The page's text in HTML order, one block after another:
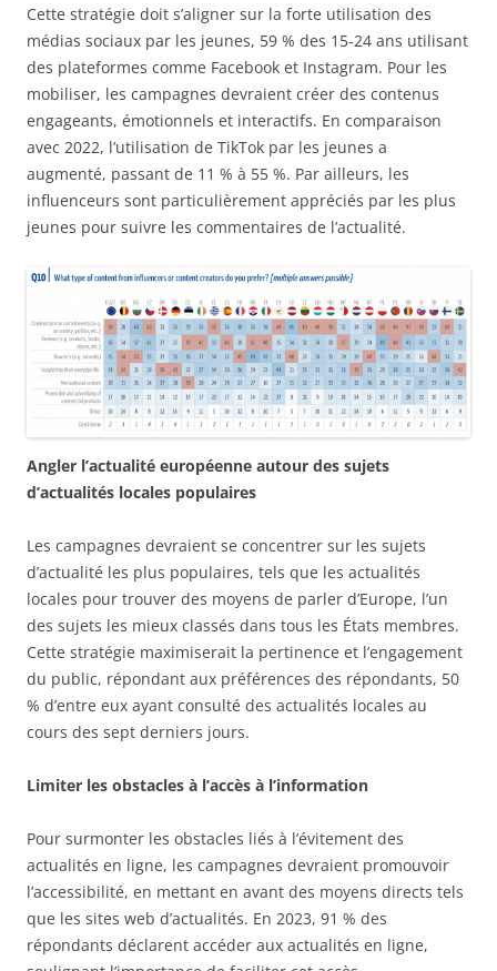
Cette stratégie doit s’aligner sur la forte utilisation des
médias sociaux par les jeunes, 59 % des 15-24 ans utilisant
des plateformes comme Facebook et Instagram. Pour les
mobiliser, les campagnes devraient créer des contenus
engageants, émotionnels et interactifs. En comparaison
avec 2022, l’utilisation de TikTok par les jeunes a
augmenté, passant de 11 % à 55 %. Par ailleurs, les
influenceurs sont particulièrement appréciés par les plus
jeunes pour suivre les commentaires de l’actualité.
Angler l’actualité européenne autour des sujets
d’actualités locales populaires
Les campagnes devraient se concentrer sur les sujets
d’actualité les plus populaires, tels que les actualités
locales pour trouver des moyens de parler d’Europe, l’un
des sujets les mieux classés dans tous les États membres.
Cette stratégie maximiserait la pertinence et l’engagement
du public, répondant aux préférences des répondants, 50
% d’entre eux ayant consulté des actualités locales au
cours des sept derniers jours.
Limiter les obstacles à l’accès à l’information
Pour surmonter les obstacles liés à l’évitement des
actualités en ligne, les campagnes devraient promouvoir
l’accessibilité, en mettant en avant des moyens directs tels
que les sites web d’actualités. En 2023, 91 % des
répondants déclarent accéder aux actualités en ligne,